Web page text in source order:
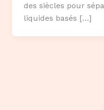
des siècles pour
liquides basés […]